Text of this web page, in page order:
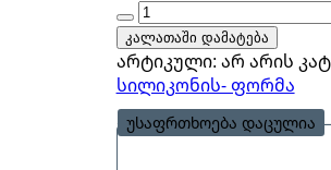
კალათაში დამატება
არტიკული: არ არის
სილიკონის- ფორმა
უსაფრთხოება დაცულია